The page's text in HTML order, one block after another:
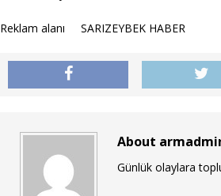
Reklam alanı SARIZEYBEK HABER
About
Günlük olaylara